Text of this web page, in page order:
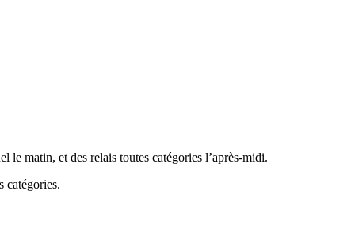
le matin, et des relais toutes catégories l’après-midi.
catégories.